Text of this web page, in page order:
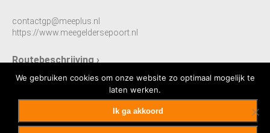
contactgp@meeplus.nl
https://www.meegeldersepoort.nl
Routebeschrijving ›
We gebruiken cookies om onze website zo optimaal mogelijk te
laten werken.
Ik ga akkoord